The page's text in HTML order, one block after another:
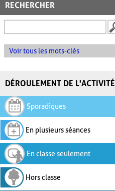
RECHERCHER
Voir tous les mots-clés
DÉROULEMENT DE L'ACTIVITÉ
Sporadiques
En plusieurs séances
En classe seulement
Hors classe